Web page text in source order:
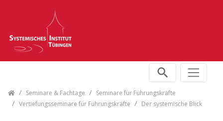
Skip navigationSeminare & Fachtage
Seminare für Führungskräfte
Vertiefungsseminare für Führungskräfte
Der systemische Blick